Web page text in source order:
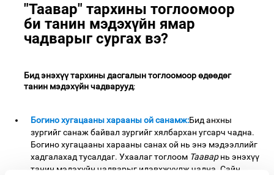
"Таавар" тархины тоглоомоор
би танин мэдэхүйн ямар
чадварыг сургах вэ?
Бид энэхүү тархины дасгалын тоглоомоор өдөөдөг
танин мэдэхүйн чадварууд:
Богино хугацааны харааны ой санамж:Бид анхны
зургийг санаж байвал зургийг хялбархан угсарч чадна.
Богино хугацааны харааны санах ой нь энэ мэдээллийг
хадгалахад тусалдаг. Ухаалаг тоглоом Тааварнь энэхүү
танин мэдэхүйн чадварыг идэвхжүүлж чадна. Сайн